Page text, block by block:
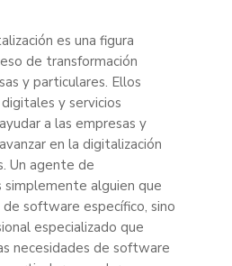
es una figura
de transformación
y particulares. Ellos
y servicios
a las empresas y
en la digitalización
Un agente de
simplemente alguien que
software específico, sino
especializado que
necesidades de software